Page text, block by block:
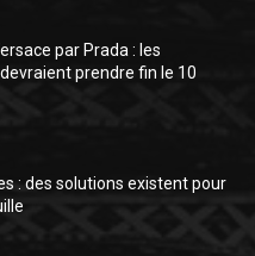
par Prada : les
prendre fin le 10
: des solutions existent pour